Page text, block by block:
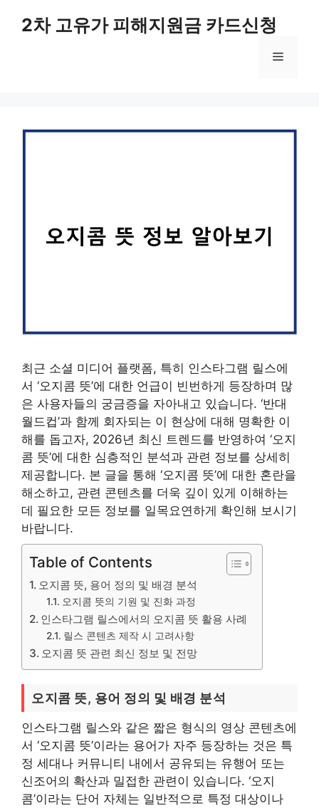
2차 고유가 피해지원금 카드신청
메
최근 소셜 미디어 플랫폼, 특히 인스타그램 릴스에
서 ‘오지콤 뜻’에 대한 언급이 빈번하게 등장하며 많
은 사용자들의 궁금증을 자아내고 있습니다. ‘반대
월드컵’과 함께 회자되는 이 현상에 대해 명확한 이
해를 돕고자, 2026년 최신 트렌드를 반영하여 ‘오지
콤 뜻’에 대한 심층적인 분석과 관련 정보를 상세히
제공합니다. 본 글을 통해 ‘오지콤 뜻’에 대한 혼란을
해소하고, 관련 콘텐츠를 더욱 깊이 있게 이해하는
데 필요한 모든 정보를 일목요연하게 확인해 보시기
바랍니다.
Table of Contents
오지콤 뜻, 용어 정의 및 배경 분석
오지콤 뜻의 기원 및 진화 과정
인스타그램 릴스에서의 오지콤 뜻 활용 사례
릴스 콘텐츠 제작 시 고려사항
오지콤 뜻 관련 최신 정보 및 전망
오지콤 뜻, 용어 정의 및 배경 분석
인스타그램 릴스와 같은 짧은 형식의 영상 콘텐츠에
서 ‘오지콤 뜻’이라는 용어가 자주 등장하는 것은 특
정 세대나 커뮤니티 내에서 공유되는 유행어 또는
신조어의 확산과 밀접한 관련이 있습니다. ‘오지
콤’이라는 단어 자체는 일반적으로 특정 대상이나